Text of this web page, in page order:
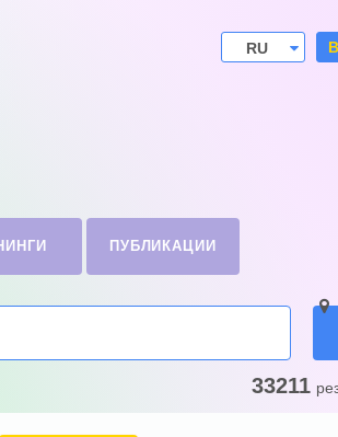
RU
ПУБЛИКАЦИИ
33211